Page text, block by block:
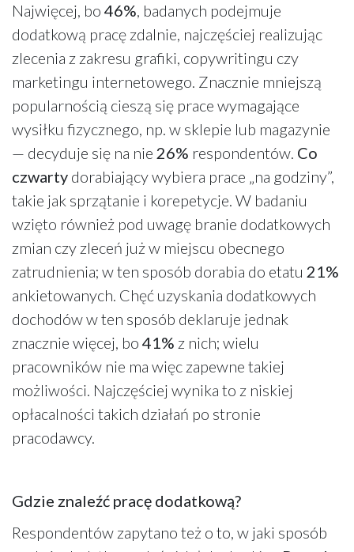
Najwięcej, bo 46%, badanych podejmuje
dodatkową pracę zdalnie, najczęściej realizując
zlecenia z zakresu grafiki, copywritingu czy
marketingu internetowego. Znacznie mniejszą
popularnością cieszą się prace wymagające
wysiłku fizycznego, np. w sklepie lub magazynie
— decyduje się na nie 26% respondentów. Co
czwarty dorabiający wybiera prace „na godziny”,
takie jak sprzątanie i korepetycje. W badaniu
wzięto również pod uwagę branie dodatkowych
zmian czy zleceń już w miejscu obecnego
zatrudnienia; w ten sposób dorabia do etatu 21%
ankietowanych. Chęć uzyskania dodatkowych
dochodów w ten sposób deklaruje jednak
znacznie więcej, bo 41% z nich; wielu
pracowników nie ma więc zapewne takiej
możliwości. Najczęściej wynika to z niskiej
opłacalności takich działań po stronie
pracodawcy.
Gdzie znaleźć pracę dodatkową?
Respondentów zapytano też o to, w jaki sposób